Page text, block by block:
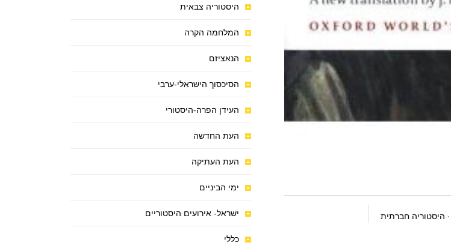
· היסטוריה חברתית
היסטוריה צבאית
המלחמה הקרה
הנאציזם
הסיכסוך הישראלי-ערבי
העידן הפרה-היסטורי
העת החדשה
העת העתיקה
ימי הביניים
ישראל- אירועים היסטוריים
כללי